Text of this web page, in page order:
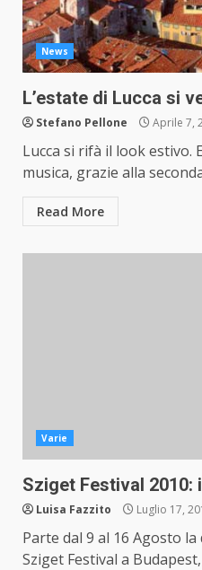
News
L’estate di Lucca si
Stefano Pellone Aprile 7,
Lucca si rifà il look estivo.
musica, grazie alla
Read More
Varie
Sziget Festival
Luisa Fazzito Luglio 17,
Parte dal 9 al 16 Agosto
Sziget Festival a